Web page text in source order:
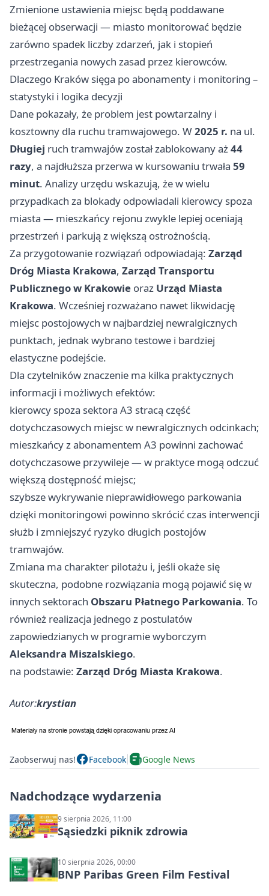
Zmienione ustawienia miejsc będą poddawane
bieżącej obserwacji — miasto monitorować będzie
zarówno spadek liczby zdarzeń, jak i stopień
przestrzegania nowych zasad przez kierowców.
Dlaczego Kraków sięga po abonamenty i monitoring –
statystyki i logika decyzji
Dane pokazały, że problem jest powtarzalny i
kosztowny dla ruchu tramwajowego. W2025 r. na ul.
Długiej ruch tramwajów został zablokowany aż44
razy, a najdłuższa przerwa w kursowaniu trwała 59
minut. Analizy urzędu wskazują, że w wielu
przypadkach za blokady odpowiadali kierowcy spoza
miasta — mieszkańcy rejonu zwykle lepiej oceniają
przestrzeń i parkują z większą ostrożnością.
Za przygotowanie rozwiązań odpowiadają: Zarząd
Dróg Miasta Krakowa, Zarząd Transportu
Publicznego w Krakowie oraz Urząd Miasta
Krakowa. Wcześniej rozważano nawet likwidację
miejsc postojowych w najbardziej newralgicznych
punktach, jednak wybrano testowe i bardziej
elastyczne podejście.
Dla czytelników znaczenie ma kilka praktycznych
informacji i możliwych efektów:
kierowcy spoza sektora A3 stracą część
dotychczasowych miejsc w newralgicznych odcinkach;
mieszkańcy z abonamentem A3 powinni zachować
dotychczasowe przywileje — w praktyce mogą odczuć
większą dostępność miejsc;
szybsze wykrywanie nieprawidłowego parkowania
dzięki monitoringowi powinno skrócić czas interwencji
służb i zmniejszyć ryzyko długich postojów
tramwajów.
Zmiana ma charakter pilotażu i, jeśli okaże się
skuteczna, podobne rozwiązania mogą pojawić się w
innych sektorach Obszaru Płatnego Parkowania. To
również realizacja jednego z postulatów
zapowiedzianych w programie wyborczym
Aleksandra Miszalskiego.
na podstawie: Zarząd Dróg Miasta Krakowa.
Autor:krystian
Zaobserwuj nas! Facebook Google News
Nadchodzące wydarzenia
9 sierpnia 2026, 11:00
Sąsiedzki piknik zdrowia
10 sierpnia 2026, 00:00
BNP Paribas Green Film Festival